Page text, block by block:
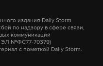
издания Daily Storm
по надзору в сфере связи,
коммуникаций
ЭЛ №ФС77-70379)
с пометкой Daily Storm.